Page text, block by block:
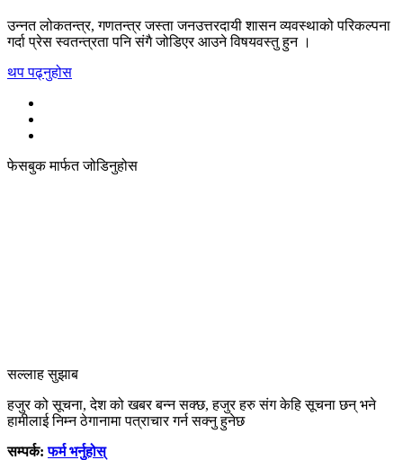
उन्नत लोकतन्त्र, गणतन्त्र जस्ता जनउत्तरदायी शासन व्यवस्थाको परिकल्पना
गर्दा प्रेस स्वतन्त्रता पनि संगै जोडिएर आउने विषयवस्तु हुन ।
थप पढ्नुहोस
फेसबुक मार्फत जोडिनुहोस
सल्लाह सुझाब
हजुर को सूचना, देश को खबर बन्न सक्छ, हजुर हरु संग केहि सूचना छन् भने
हामीलाई निम्न ठेगानामा पत्राचार गर्न सक्नु हुनेछ
सम्पर्क:फर्म भर्नुहोस्